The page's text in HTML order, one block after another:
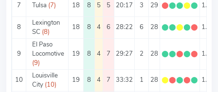
7 Tulsa (7) 18 8 5 5 20:17 3 29 ⬤⬤⬤⬤⬤ 1.61
8
Lexington
SC (8)
18 8 4 6 28:22 6 28 ⬤⬤⬤⬤⬤ 1.56
9
El Paso
Locomotive
(9)
19 8 4 7 29:27 2 28 ⬤⬤⬤⬤⬤ 1.47
10
Louisville
City (10)
19 8 4 7 33:32 1 28 ⬤⬤⬤⬤⬤ 1.47